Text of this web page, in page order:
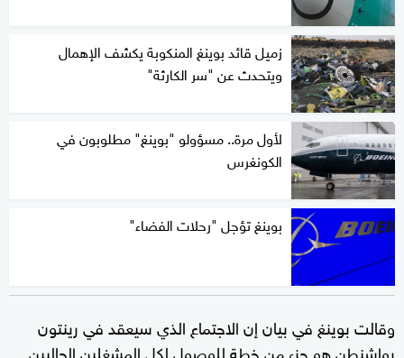
زميل قائد بوينغ المنكوبة يكشف الإهمال
ويتحدث عن "سر الكارثة"
لأول مرة.. مسؤولو "بوينغ" مطلوبون في
الكونغرس
بوينغ تؤجل "رحلات الفضاء"
وقالت بوينغ في بيان إن الاجتماع الذي سيعقد في رينتون
بواشنطن هو جزء من خطة للوصول لكل المشغلين الحاليين